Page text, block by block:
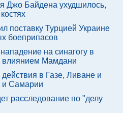
Джо Байдена ухудшилось,
поставку Турцией Украине
боеприпасов
на синагогу в
влиянием Мамдани
в Газе, Ливане и
и Самарии
расследование по "делу